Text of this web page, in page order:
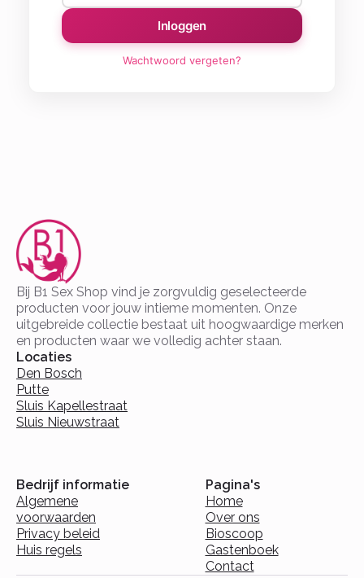
Inloggen
Wachtwoord vergeten?
Bij B1 Sex Shop vind je zorgvuldig geselecteerde
producten voor jouw intieme momenten. Onze
uitgebreide collectie bestaat uit hoogwaardige merken
en producten waar we volledig achter staan.
Locaties
Den Bosch
Putte
Sluis Kapellestraat
Sluis Nieuwstraat
Bedrijf informatie
Algemene
voorwaarden
Privacy beleid
Huis regels
Pagina's
Home
Over ons
Bioscoop
Gastenboek
Contact